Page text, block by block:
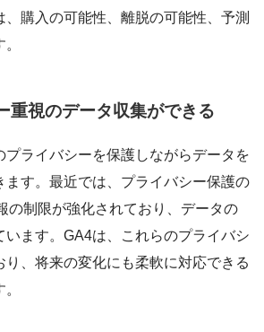
、購入の可能性、離脱の可能性、予測
重視のデータ収集ができる
プライバシーを保護しながらデータを
ます。最近では、プライバシー保護の
の制限が強化されており、データの
います。GA4は、これらのプライバシ
り、将来の変化にも柔軟に対応できる